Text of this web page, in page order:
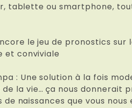
tablette ou smartphone,
le jeu de pronostics sur
et conviviale
: Une solution à la fois
la vie… ça nous donnerait
naissances que vous nous